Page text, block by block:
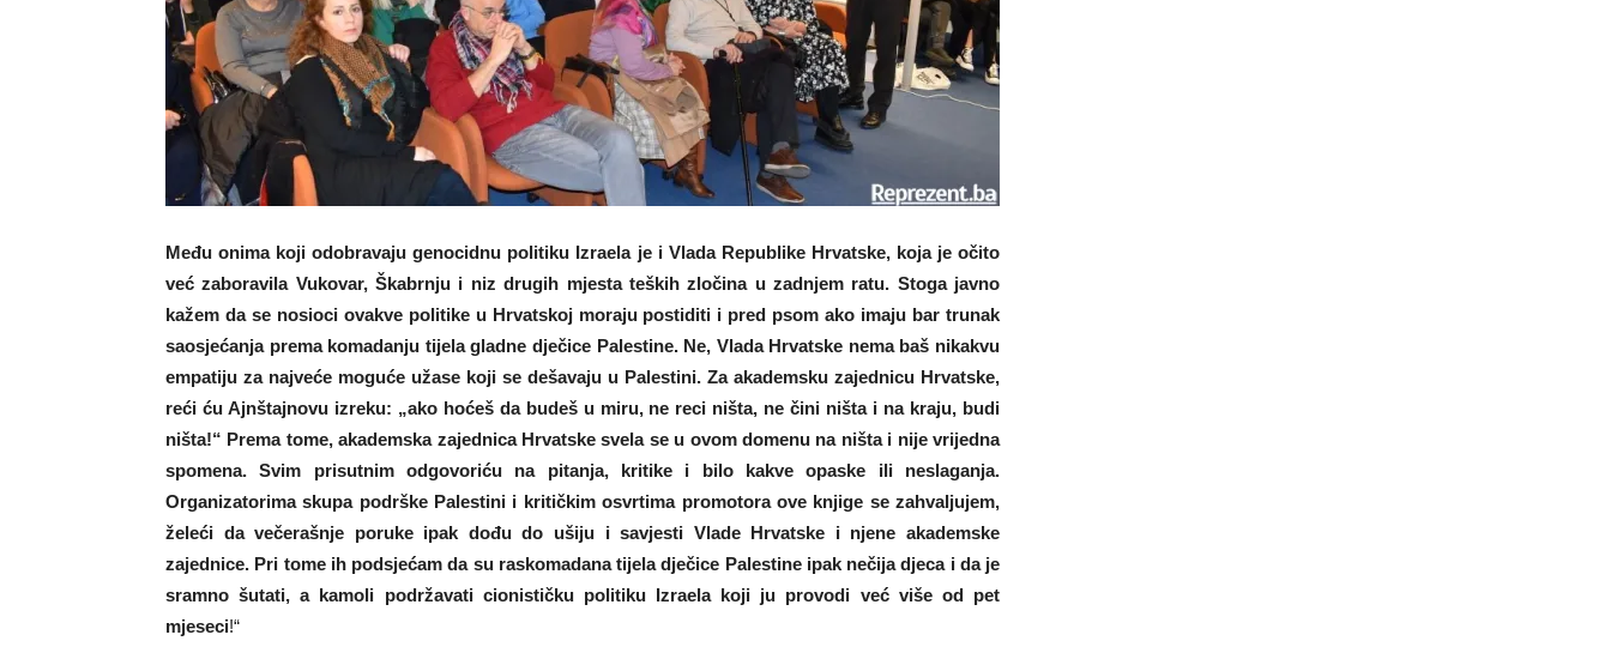
Među onima koji odobravaju genocidnu politiku Izraela je i Vlada Republike Hrvatske, koja je očito
već zaboravila Vukovar, Škabrnju i niz drugih mjesta teških zločina u zadnjem ratu. Stoga javno
kažem da se nosioci ovakve politike u Hrvatskoj moraju postiditi i pred psom ako imaju bar trunak
saosjećanja prema komadanju tijela gladne dječice Palestine. Ne, Vlada Hrvatske nema baš nikakvu
empatiju za najveće moguće užase koji se dešavaju u Palestini. Za akademsku zajednicu Hrvatske,
reći ću Ajnštajnovu izreku: „ako hoćeš da budeš u miru, ne reci ništa, ne čini ništa i na kraju, budi
ništa!“ Prema tome, akademska zajednica Hrvatske svela se u ovom domenu na ništa i nije vrijedna
spomena. Svim prisutnim odgovoriću na pitanja, kritike i bilo kakve opaske ili neslaganja.
Organizatorima skupa podrške Palestini i kritičkim osvrtima promotora ove knjige se zahvaljujem,
želeći da večerašnje poruke ipak dođu do ušiju i savjesti Vlade Hrvatske i njene akademske
zajednice. Pri tome ih podsjećam da su raskomadana tijela dječice Palestine ipak nečija djeca i da je
sramno šutati, a kamoli podržavati cionističku politiku Izraela koji ju provodi već više od pet
mjeseci!“